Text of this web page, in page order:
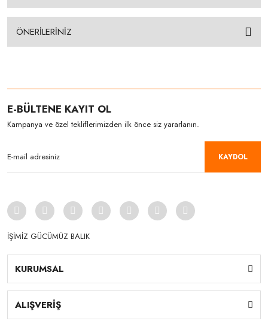
ÖNERİLERİNİZ
E-BÜLTENE KAYIT OL
Kampanya ve özel tekliflerimizden ilk önce siz yararlanın.
KAYDOL
İŞİMİZ GÜCÜMÜZ BALIK
KURUMSAL
ALIŞVERİŞ